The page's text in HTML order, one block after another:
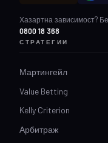
Хазартна зависимост?
0800 18 368
СТРАТЕГИИ
Мартингейл
Value Betting
Kelly Criterion
Арбитраж